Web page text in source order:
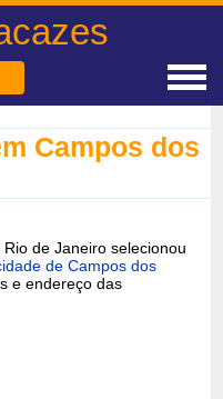
Campos dos
de Janeiro selecionou
de Campos dos
e endereço das